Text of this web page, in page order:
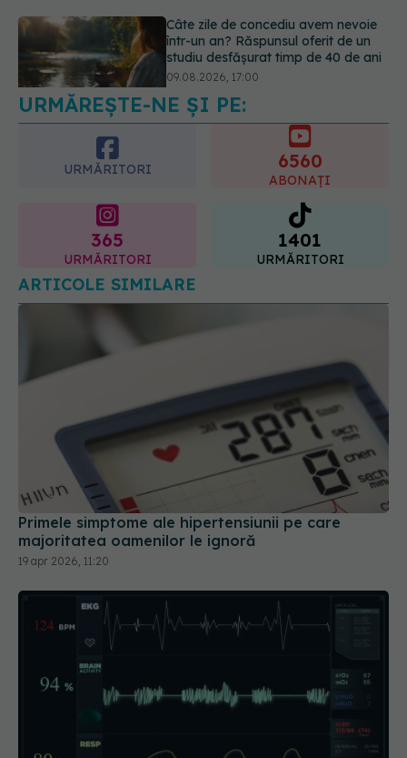
Reclamele din platformele medicale
AI pot influența prescrierea
medicamentelor
URMĂREȘTE-NE ȘI PE:
URMĂRITORI
365 1401
URMĂRITORI
ARTICOLE SIMILARE
Primele simptome ale hipertensiunii pe care
majoritatea oamenilor le ignoră
19 apr 2026, 11:20
Ce înseamnă dacă ai pulsul neregulat și când
trebuie să mergi la medic